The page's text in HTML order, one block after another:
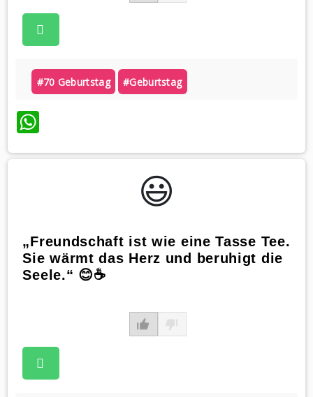
#70 Geburtstag #geburtstag
WhatsApp
😃️
„Freundschaft ist wie eine Tasse Tee.
Sie wärmt das Herz und beruhigt die
Seele.“ 😊☕️